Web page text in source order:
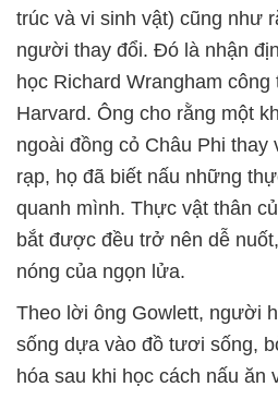
trúc và vi sinh vật) cũng như
người thay đổi. Đó là nhận
học Richard Wrangham
Harvard. Ông cho rằng một
ngoài đồng cỏ Châu Phi
rạp, họ đã biết nấu những
quanh mình. Thực vật thân
bắt được đều trở nên dễ
nóng của ngọn lửa.
Theo lời ông Gowlett, người
sống dựa vào đồ tươi sống,
hóa sau khi học cách nấu ăn